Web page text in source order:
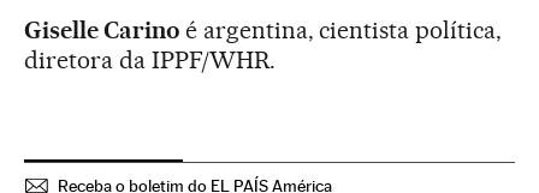
Giselle Carino é argentina, cientista política,
diretora da IPPF/WHR.
Receba o boletim do EL PAÍS América